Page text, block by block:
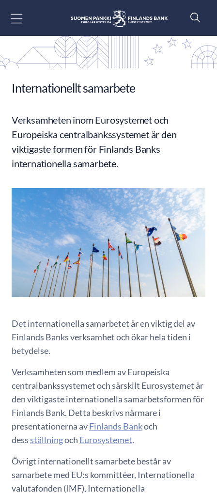
Internationellt samarbete
Verksamheten inom Eurosystemet och
Europeiska centralbankssystemet är den
viktigaste formen för Finlands Banks
internationella samarbete.
Det internationella samarbetet är en viktig del av
Finlands Banks verksamhet och ökar hela tiden i
betydelse.
Verksamheten som medlem av Europeiska
centralbankssystemet och särskilt Eurosystemet är
den viktigaste internationella samarbetsformen för
Finlands Bank. Detta beskrivs närmare i
presentationerna avFinlands Bankoch
dessställningoch Eurosystemet.
Övrigt internationellt samarbete består av
samarbete med EU:s kommittéer, Internationella
valutafonden (IMF), Internationella